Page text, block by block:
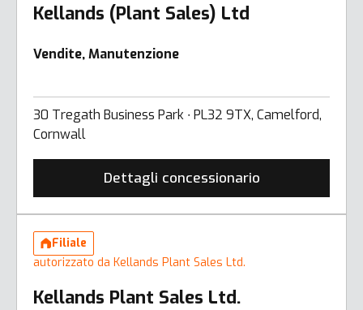
Kellands (Plant Sales) Ltd
Vendite, Manutenzione
30 Tregath Business Park ∙ PL32 9TX, Camelford,
Cornwall
Dettagli concessionario
Filiale
autorizzato da Kellands Plant Sales Ltd.
Kellands Plant Sales Ltd.